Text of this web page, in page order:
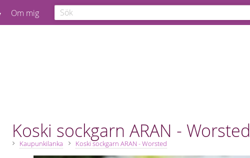
Om mig
Koski sockgarn ARAN - Worsted
Kaupunkilanka Koski sockgarn ARAN - Worsted